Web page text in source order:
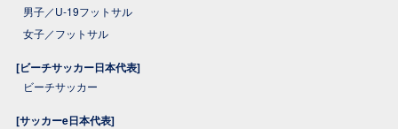
男子／U-19フットサル
女子／フットサル
[ビーチサッカー日本代表]
ビーチサッカー
[サッカーe日本代表]